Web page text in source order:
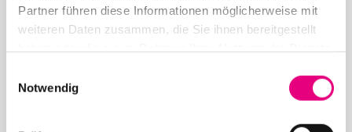
Partner führen diese Informationen möglicherweise mit
weiteren Daten zusammen, die Sie ihnen bereitgestellt
Notwendig
28th Enjoy Jazz – Opening Night with Souad Massi